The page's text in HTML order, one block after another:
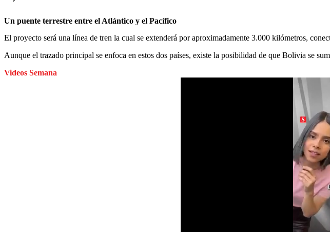
Un puente terrestre entre el Atlántico y el Pacífico
El proyecto será una línea de tren la cual se extenderá por aproximadamente 3.000 kilómetros,
Aunque el trazado principal se enfoca en estos dos países, existe la posibilidad de que Bolivia se
Videos Semana